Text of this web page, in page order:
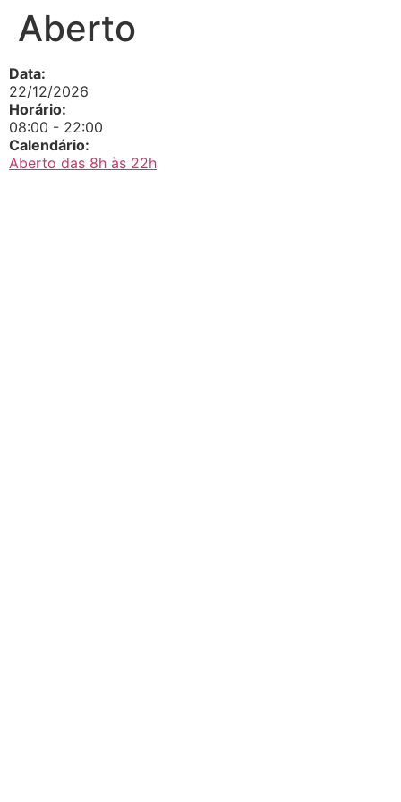
Aberto
Data:
22/12/2026
Horário:
08:00 - 22:00
Calendário:
Aberto das 8h às 22h